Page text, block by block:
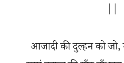
आजादी की दुल्हन को